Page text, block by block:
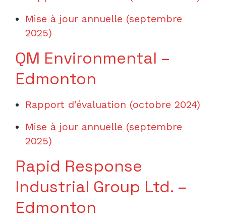
Mise à jour annuelle (septembre
2025)
QM Environmental –
Edmonton
Rapport d’évaluation (octobre 2024)
Mise à jour annuelle (septembre
2025)
Rapid Response
Industrial Group Ltd. –
Edmonton